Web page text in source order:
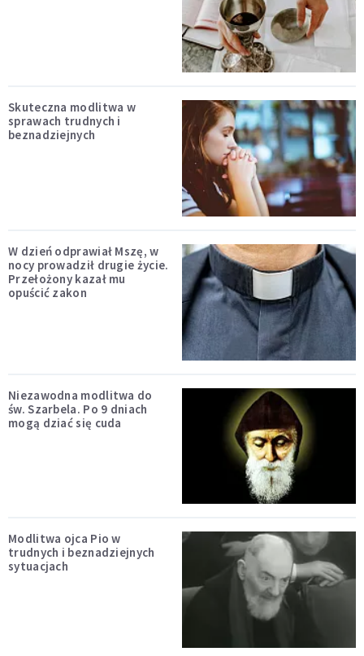
Skuteczna modlitwa w
sprawach trudnych i
beznadziejnych
W dzień odprawiał Mszę, w
nocy prowadził drugie życie.
Przełożony kazał mu
opuścić zakon
Niezawodna modlitwa do
św. Szarbela. Po 9 dniach
mogą dziać się cuda
Modlitwa ojca Pio w
trudnych i beznadziejnych
sytuacjach